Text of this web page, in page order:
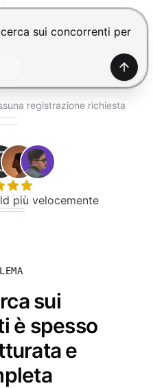
per nuova riga
registrazione richiesta
più velocemente
sui
è spesso
e